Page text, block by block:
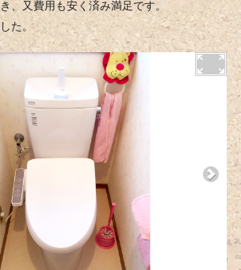
、又費用も安く済み満足です。
た。